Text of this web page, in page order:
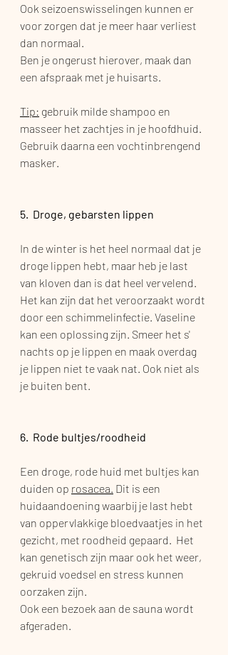
Ook seizoenswisselingen kunnen er
voor zorgen dat je meer haar verliest
dan normaal.
Ben je ongerust hierover, maak dan
een afspraak met je huisarts.
Tip: gebruik milde shampoo en
masseer het zachtjes in je hoofdhuid.
Gebruik daarna een vochtinbrengend
masker.
5.  Droge, gebarsten lippen
In de winter is het heel normaal dat je
droge lippen hebt, maar heb je last
van kloven dan is dat heel vervelend.
Het kan zijn dat het veroorzaakt wordt
door een schimmelinfectie. Vaseline
kan een oplossing zijn. Smeer het s'
nachts op je lippen en maak overdag
je lippen niet te vaak nat. Ook niet als
je buiten bent.
6.  Rode bultjes/roodheid
Een droge, rode huid met bultjes kan
duiden op rosacea. Dit is een
huidaandoening waarbij je last hebt
van oppervlakkige bloedvaatjes in het
gezicht, met roodheid gepaard.  Het
kan genetisch zijn maar ook het weer,
gekruid voedsel en stress kunnen
oorzaken zijn.
Ook een bezoek aan de sauna wordt
afgeraden.